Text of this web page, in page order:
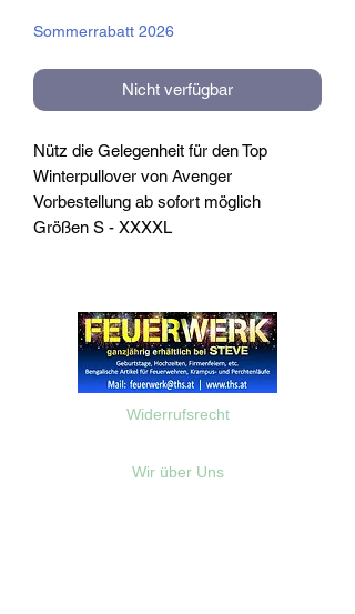
Sommerrabatt 2026
Nicht verfügbar
Nütz die Gelegenheit für den Top
Winterpullover von Avenger
Vorbestellung ab sofort möglich
Größen S - XXXXL
Widerrufsrecht
Wir über Uns